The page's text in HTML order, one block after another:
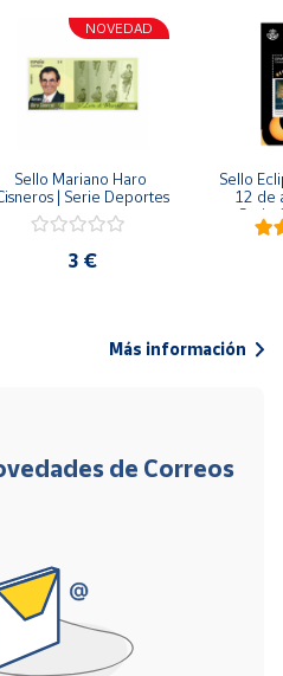
NOVEDAD
Sello Mariano Haro
| Serie Deportes
3 €
Sello
12 de
Serie
Más información
de Correos